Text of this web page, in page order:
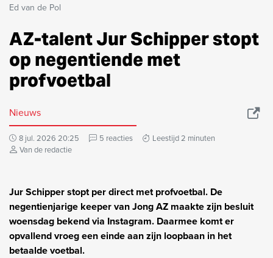
Ed van de Pol
AZ-talent Jur Schipper stopt
op negentiende met
profvoetbal
Nieuws
8 jul. 2026 20:25 5 reacties
Leestijd 2 minuten
Van de redactie
Jur Schipper stopt per direct met profvoetbal. De
negentienjarige keeper van Jong AZ maakte zijn besluit
woensdag bekend via Instagram. Daarmee komt er
opvallend vroeg een einde aan zijn loopbaan in het
betaalde voetbal.